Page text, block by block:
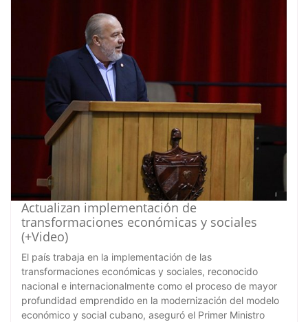
Actualizan implementación de
transformaciones económicas y sociales
(+Video)
El país trabaja en la implementación de las
transformaciones económicas y sociales, reconocido
nacional e internacionalmente como el proceso de mayor
profundidad emprendido en la modernización del modelo
económico y social cubano, aseguró el Primer Ministro